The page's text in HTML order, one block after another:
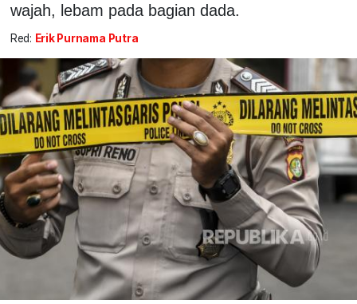
wajah, lebam pada bagian dada.
Red: Erik Purnama Putra